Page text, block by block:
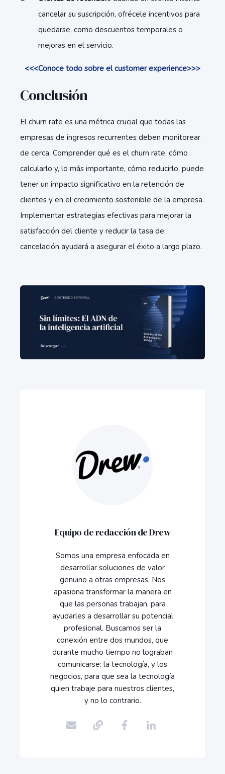
cancelar su suscripción, ofrécele incentivos para
quedarse, como descuentos temporales o
mejoras en el servicio.
<<<Conoce todo sobre el customer experience>>>
Conclusión
El churn rate es una métrica crucial que todas las
empresas de ingresos recurrentes deben monitorear
de cerca. Comprender qué es el churn rate, cómo
calcularlo y, lo más importante, cómo reducirlo, puede
tener un impacto significativo en la retención de
clientes y en el crecimiento sostenible de la empresa.
Implementar estrategias efectivas para mejorar la
satisfacción del cliente y reducir la tasa de
cancelación ayudará a asegurar el éxito a largo plazo.
Equipo de redacción de Drew
Somos una empresa enfocada en
desarrollar soluciones de valor
genuino a otras empresas. Nos
apasiona transformar la manera en
que las personas trabajan, para
ayudarles a desarrollar su potencial
profesional. Buscamos ser la
conexión entre dos mundos, que
durante mucho tiempo no lograban
comunicarse: la tecnología, y los
negocios, para que sea la tecnología
quien trabaje para nuestros clientes,
y no lo contrario.